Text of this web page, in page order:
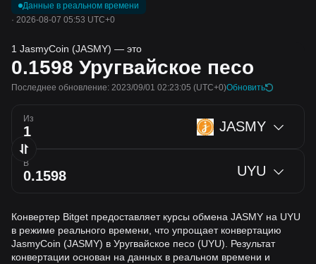
Данные в реальном времени
· 2026-08-07 05:53 UTC+0
1 JasmyCoin (JASMY) — это
0.1598 Уругвайское песо
Последнее обновление: 2023/09/01 02:23:05 (UTC+0)Обновить
Из JASMY
В UYU
Конвертер Bitget предоставляет курсы обмена JASMY на UYU
в режиме реального времени, что упрощает конвертацию
JasmyCoin (JASMY) в Уругвайское песо (UYU). Результат
конвертации основан на данных в реальном времени и